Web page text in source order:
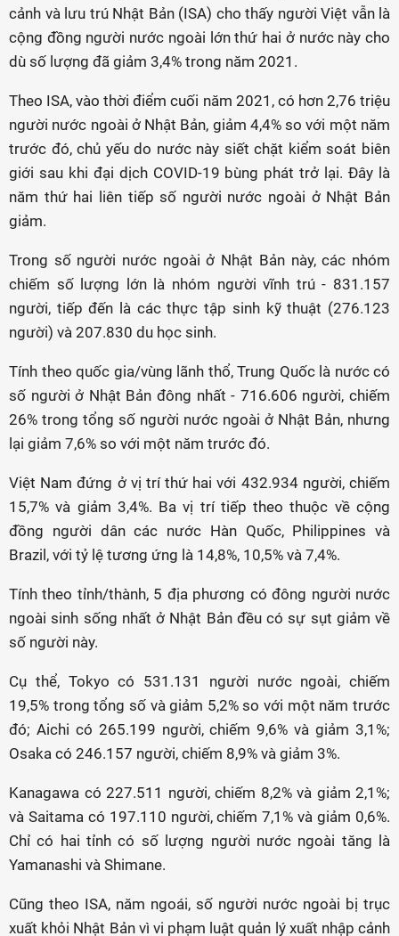
cảnh và lưu trú Nhật Bản (ISA) cho thấy người Việt vẫn là
cộng đồng người nước ngoài lớn thứ hai ở nước này cho
dù số lượng đã giảm 3,4% trong năm 2021.
Theo ISA, vào thời điểm cuối năm 2021, có hơn 2,76 triệu
người nước ngoài ở Nhật Bản, giảm 4,4% so với một năm
trước đó, chủ yếu do nước này siết chặt kiểm soát biên
giới sau khi đại dịch COVID-19 bùng phát trở lại. Đây là
năm thứ hai liên tiếp số người nước ngoài ở Nhật Bản
giảm.
Trong số người nước ngoài ở Nhật Bản này, các nhóm
chiếm số lượng lớn là nhóm người vĩnh trú - 831.157
người, tiếp đến là các thực tập sinh kỹ thuật (276.123
người) và 207.830 du học sinh.
Tính theo quốc gia/vùng lãnh thổ, Trung Quốc là nước có
số người ở Nhật Bản đông nhất - 716.606 người, chiếm
26% trong tổng số người nước ngoài ở Nhật Bản, nhưng
lại giảm 7,6% so với một năm trước đó.
Việt Nam đứng ở vị trí thứ hai với 432.934 người, chiếm
15,7% và giảm 3,4%. Ba vị trí tiếp theo thuộc về cộng
đồng người dân các nước Hàn Quốc, Philippines và
Brazil, với tỷ lệ tương ứng là 14,8%, 10,5% và 7,4%.
Tính theo tỉnh/thành, 5 địa phương có đông người nước
ngoài sinh sống nhất ở Nhật Bản đều có sự sụt giảm về
số người này.
Cụ thể, Tokyo có 531.131 người nước ngoài, chiếm
19,5% trong tổng số và giảm 5,2% so với một năm trước
đó; Aichi có 265.199 người, chiếm 9,6% và giảm 3,1%;
Osaka có 246.157 người, chiếm 8,9% và giảm 3%.
Kanagawa có 227.511 người, chiếm 8,2% và giảm 2,1%;
và Saitama có 197.110 người, chiếm 7,1% và giảm 0,6%.
Chỉ có hai tỉnh có số lượng người nước ngoài tăng là
Yamanashi và Shimane.
Cũng theo ISA, năm ngoái, số người nước ngoài bị trục
xuất khỏi Nhật Bản vì vi phạm luật quản lý xuất nhập cảnh